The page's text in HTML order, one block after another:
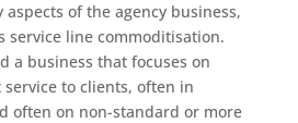
of the agency business,
service line commoditisation.
a business that focuses on
to clients, often in
often on non-standard or more